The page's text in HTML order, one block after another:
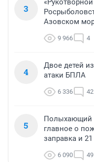
3
Азовском
9 966 4
4
Двое детей
атаки БПЛА
6 336 42
5
Полыхающий
главное о
заправка и
6 090 49